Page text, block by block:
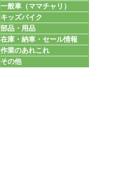
一般車（ママチャリ）
キッズバイク
部品・用品
在庫・納車・セール情報
作業のあれこれ
その他